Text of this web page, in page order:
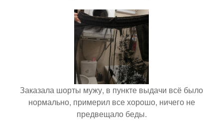
Заказала шорты мужу, в пункте выдачи всё было
нормально, примерил все хорошо, ничего не
предвещало беды.